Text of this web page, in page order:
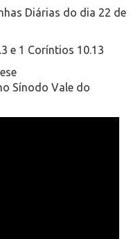
Diárias do dia 22 de
e 1 Coríntios 10.13
Sínodo Vale do